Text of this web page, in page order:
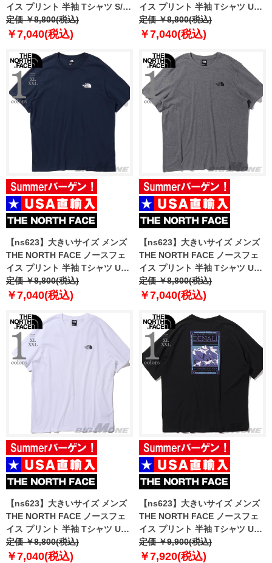
イス プリント 半袖 Tシャツ S/S
HALF DOME TEE USA直輸入
nf0a812m-agg
定価 ￥8,800(税込)
￥7,040(税込)
イス プリント 半袖 Tシャツ USA
直輸入 nf0a87ng-6hi
定価 ￥8,800(税込)
￥7,040(税込)
【ns623】大きいサイズ メンズ
THE NORTH FACE ノースフェ
イス プリント 半袖 Tシャツ USA
直輸入 nf0a87ng-8k2
定価 ￥8,800(税込)
￥7,040(税込)
【ns623】大きいサイズ メンズ
THE NORTH FACE ノースフェ
イス プリント 半袖 Tシャツ USA
直輸入 nf0a87ng-dyy
定価 ￥8,800(税込)
￥7,040(税込)
【ns623】大きいサイズ メンズ
THE NORTH FACE ノースフェ
イス プリント 半袖 Tシャツ USA
直輸入 nf0a87ng-fn4
定価 ￥8,800(税込)
￥7,040(税込)
【ns623】大きいサイズ メンズ
THE NORTH FACE ノースフェ
イス プリント 半袖 Tシャツ USA
直輸入 nf0a87nu-jk3
定価 ￥9,900(税込)
￥7,920(税込)